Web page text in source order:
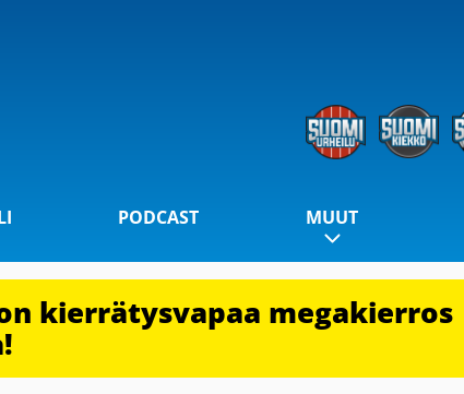
PODCAST MUUT
kierrätysvapaa megakierros